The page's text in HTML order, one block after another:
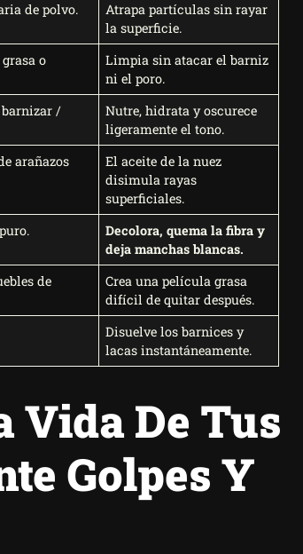
de polvo.
Atrapa partículas sin rayar
la superficie.
o
Limpia sin atacar el barniz
ni el poro.
/
Nutre, hidrata y oscurece
ligeramente el tono.
arañazos
El aceite de la nuez
disimula rayas
superficiales.
Decolora, quema la fibra y
deja manchas blancas.
de
Crea una película grasa
difícil de quitar después.
Disuelve los barnices y
lacas instantáneamente.
Vida De Tus
Golpes Y